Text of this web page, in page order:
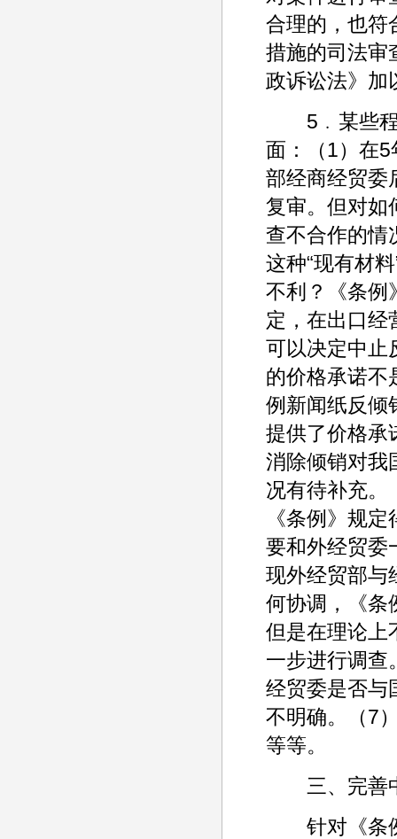
合理的，也符
措施的司法审
政诉讼法》加
5﹒某些程
面：（1）在
部经商经贸委
复审。但对如
查不合作的情
这种“现有材
不利？《条例
定，在出口经
可以决定中止
的价格承诺不
例新闻纸反倾
提供了价格承
消除倾销对我
况有待补充。
《条例》规
要和外经贸委
现外经贸部与
何协调，《条
但是在理论上
一步进行调查
经贸委是否与
不明确。（7
等等。
三、完善中
针对《条例